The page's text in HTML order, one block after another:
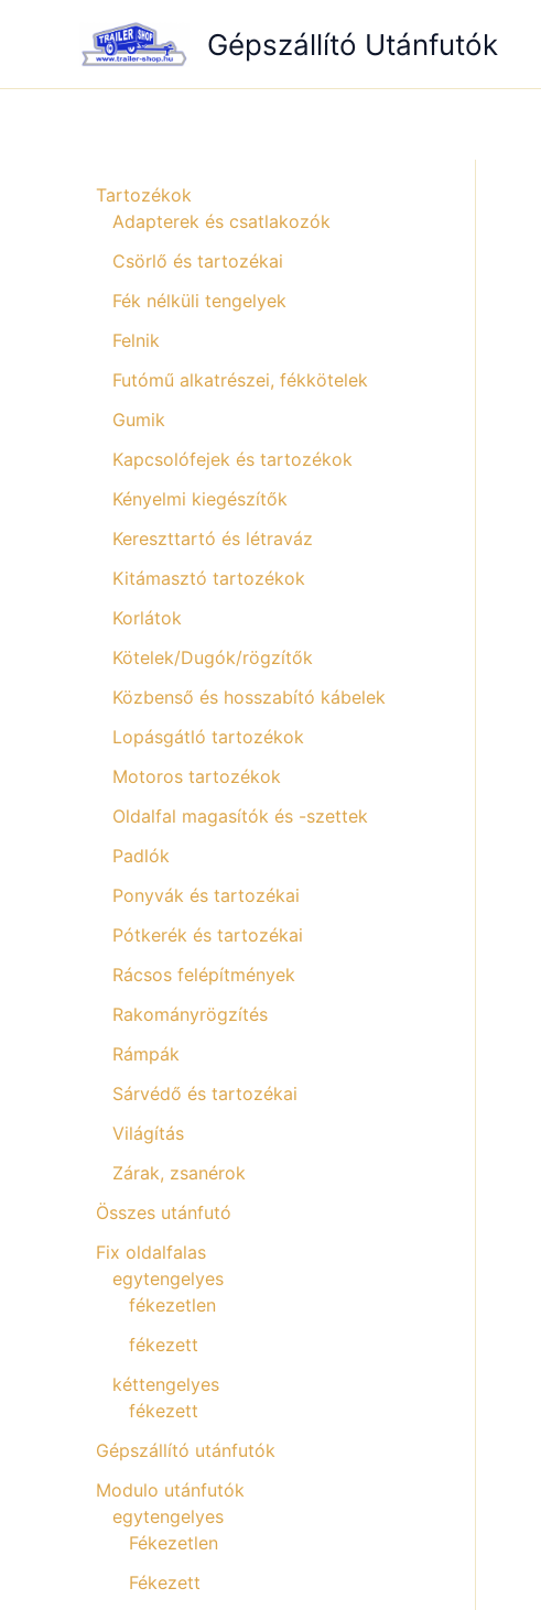
Gépszállító Utánfutók
Tartozékok
Adapterek és csatlakozók
Csörlő és tartozékai
Fék nélküli tengelyek
Felnik
Futómű alkatrészei, fékkötelek
Gumik
Kapcsolófejek és tartozékok
Kényelmi kiegészítők
Kereszttartó és létraváz
Kitámasztó tartozékok
Korlátok
Kötelek/Dugók/rögzítők
Közbenső és hosszabító kábelek
Lopásgátló tartozékok
Motoros tartozékok
Oldalfal magasítók és -szettek
Padlók
Ponyvák és tartozékai
Pótkerék és tartozékai
Rácsos felépítmények
Rakományrögzítés
Rámpák
Sárvédő és tartozékai
Világítás
Zárak, zsanérok
Összes utánfutó
Fix oldalfalas
egytengelyes
fékezetlen
fékezett
kéttengelyes
fékezett
Gépszállító utánfutók
Modulo utánfutók
egytengelyes
Fékezetlen
Fékezett